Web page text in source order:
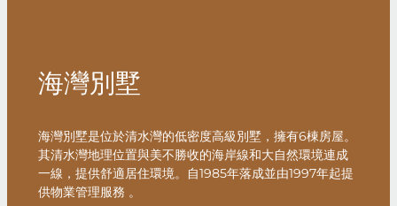
海灣別墅
海灣別墅是位於清水灣的低密度高級別墅，擁有6棟房屋。
其清水灣地理位置與美不勝收的海岸線和大自然環境連成
一線，提供舒適居住環境。自1985年落成並由1997年起提
供物業管理服務 。